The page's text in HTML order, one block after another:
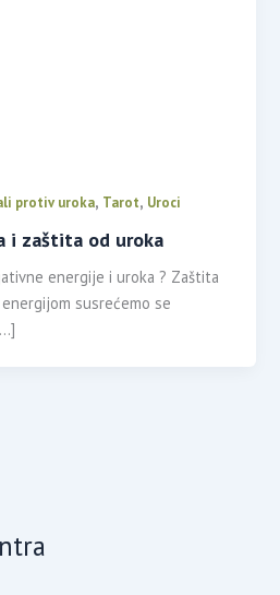
protiv uroka, Tarot, Uroci
i zaštita od uroka
energije i uroka ? Zaštita
susrećemo se